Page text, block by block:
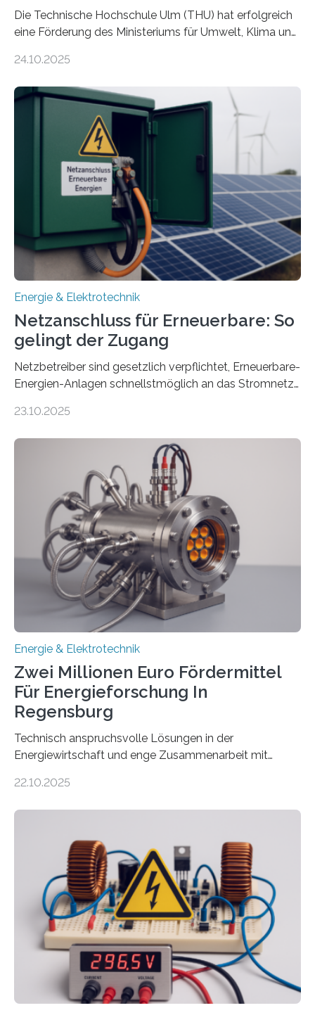
Die Technische Hochschule Ulm (THU) hat erfolgreich
eine Förderung des Ministeriums für Umwelt, Klima und
Forschungsprojekt „LAGER – Langzeitspeicherung in
Quartieren“ eingeworben. Ziel des Projekts ist die
Entwicklung, Erprobung und Demonstration von
Konzepten zur langfristigen Energiespeicherung in
sektorübergreifend vernetzten Energiesystemen. Das
Projekt startete am 15. Oktober 2025, hat eine Laufzeit
von drei Jahren und ein Gesamtvolumen von rund 2,9
Millionen Euro, wovon 2,6 Millionen Euro durch das
Ministerium für Umwelt, Klima und…
24.10.2025
Energie & Elektrotechnik
Netzanschluss für Erneuerbare: So
gelingt der Zugang
Netzbetreiber sind gesetzlich verpflichtet, Erneuerbare-
Energien-Anlagen schnellstmöglich an das Stromnetz
ermöglichen. Doch der dafür nötige Netzausbau hinkt
einem „Anschlussstau“. Die Stiftung
Umweltenergierecht hat den Rechtsrahmen in einem
neuen Bericht für die Praxis eingeordnet – inklusive der
Rolle von flexiblen Netzanschlussvereinbarungen. Der
Netzanschluss von Erneuerbare-Energien-Anlagen
(EE-Anlagen) ist entscheidend für die Energiewende.
Denn ohne Anschluss an das Netz kann kein Strom
eingespeist werden. Nach dem Erneuerbare-Energien-
Gesetz (EEG) sind Netzbetreiber…
23.10.2025
Energie & Elektrotechnik
Zwei Millionen Euro Fördermittel
Für Energieforschung In
Regensburg
Technisch anspruchsvolle Lösungen in der
Energiewirtschaft und enge Zusammenarbeit mit
neuen EU-geförderten Transfer-Projekte zu
Energietechnologien werden vom Europäischen
Sozialfonds Plus (ESF+) gefördert – mit einer
Gesamtsumme von mehr als zwei Millionen Euro.
Damit zählt die Hochschule zu den großen
Gewinnerinnen der aktuellen Förderrunde des
Bayerischen Wissenschaftsministeriums. Im
Mittelpunkt steht der direkte Wissenstransfer: Neue
wissenschaftliche Erkenntnisse sollen rasch in die
22.10.2025